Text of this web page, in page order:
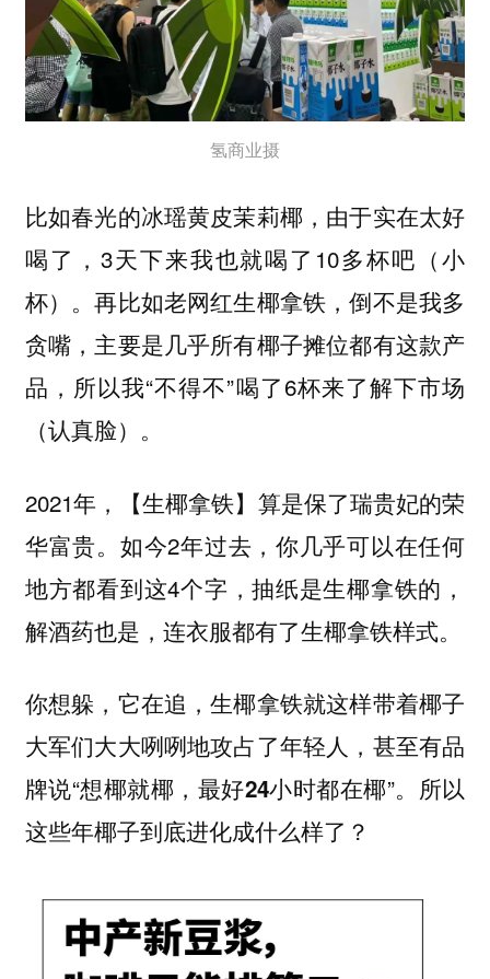
氢商业摄
比如春光的冰瑶黄皮茉莉椰，由于实在太好
喝了，3天下来我也就喝了10多杯吧（小
杯）。再比如老网红生椰拿铁，倒不是我多
贪嘴，主要是几乎所有椰子摊位都有这款产
品，所以我“不得不”喝了6杯来了解下市场
（认真脸）。
2021年， 【生椰拿铁】 算是保了瑞贵妃的荣
华富贵。如今2年过去，你几乎可以在任何
地方都看到这4个字，抽纸是生椰拿铁的，
解酒药也是，连衣服都有了生椰拿铁样式。
你想躲，它在追，生椰拿铁就这样带着椰子
大军们大大咧咧地攻占了年轻人，甚至有品
牌说“想椰就椰，最好24小时都在椰”。所以
这些年椰子到底进化成什么样了？